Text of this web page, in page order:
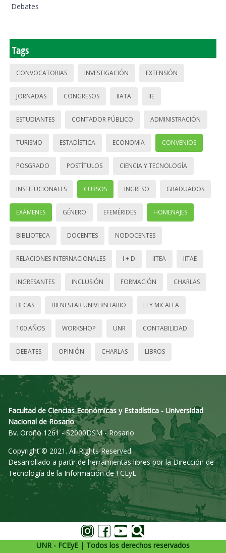
Debates
Tags
CONVOCATORIAS INVESTIGACIÓN EXTENSIÓN
JORNADAS CONGRESOS IIATA IIE
ESTUDIANTES CONTADOR PÚBLICO ADMINISTRACIÓN
TURISMO ESTADÍSTICA ECONOMÍA CONVENIOS
POSGRADO POSTÍTULOS CIENCIA Y TECNOLOGÍA
INSTITUCIONALES CURSOS INGRESO GRADUADOS
EXÁMENES GÉNERO EFEMÉRIDES HOMENAJES
BIBLIOTECA DOCENTES NODOCENTES
RELACIONES INTERNACIONALES I + D IITEA IITAE
INGRESANTES INCLUSIÓN FORMACIÓN CHARLAS
BECAS BIENESTAR UNIVERSITARIO LEY MICAELA
100 AÑOS WORKSHOP UNR CONTABILIDAD
DEBATES OPINIÓN CHARLAS LIBROS
Facultad de Ciencias Económicas y Estadística - Universidad
Nacional de Rosario
Bv. Oroño 1261 - S2000DSM - Rosario
Copyright © 2021. All Rights Reserved.
Desarrollado a partir de herramientas libres por la Dirección de
Tecnología de la Información de FCEyE
UNR - FCEyE | Todos los derechos reservados